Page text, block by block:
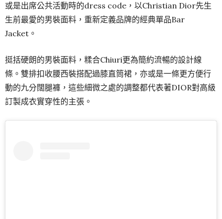
或是出席公共活動時的dress code，以Christian Dior先生
生前最愛的男裝面料，重新定義品牌的經典單品Bar
Jacket。
挺括硬朗的男裝面料，糅合Chiuri更為簡約流暢的設計線
條。雙排扣收腰西裝搭配過膝直筒裙，亦或是一條更方便行
動的九分闊腿褲，這些細微之處的調整都代表著DIOR對高級
訂製成衣實穿性的主張。